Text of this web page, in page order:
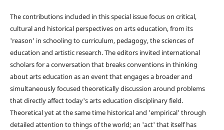
The contributions included in this special issue focus on critical,
cultural and historical perspectives on arts education, from its
'reason' in schooling to curriculum, pedagogy, the sciences of
education and artistic research. The editors invited international
scholars for a conversation that breaks conventions in thinking
about arts education as an event that engages a broader and
simultaneously focused theoretically discussion around problems
that directly affect today's arts education disciplinary field.
Theoretical yet at the same time historical and 'empirical' through
detailed attention to things of the world; an 'act' that itself has